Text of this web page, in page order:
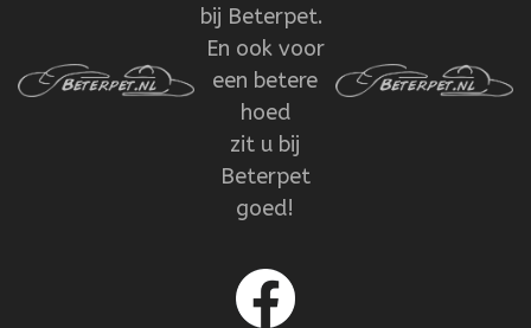
bij Beterpet.
En ook voor
een betere
hoed
zit u bij
Beterpet
goed!